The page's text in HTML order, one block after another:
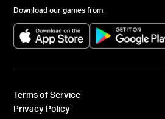
Download our games from
(opens in a new tab)
Terms of Service
Privacy Policy